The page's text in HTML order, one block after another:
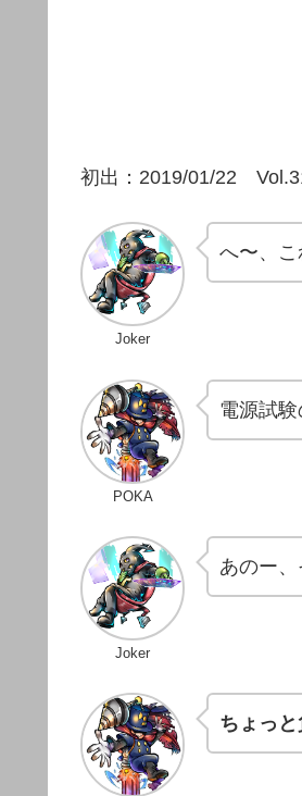
初出：2019/01/22
Joker
へ〜、こ
POKA
電源試験
Joker
あのー、
ちょっ